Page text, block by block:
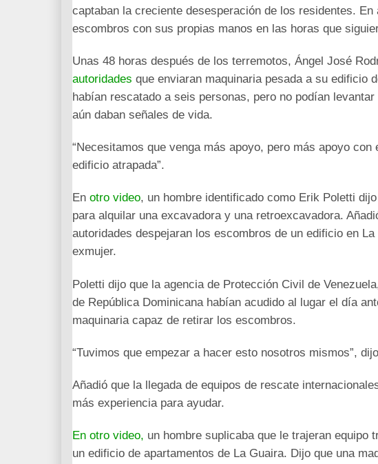
captaban la creciente desesperación de los residentes.
escombros con sus propias manos en las horas que
Unas 48 horas después de los terremotos, Ángel José
autoridades que enviaran maquinaria pesada a su edificio
habían rescatado a seis personas, pero no podían
aún daban señales de vida.
“Necesitamos que venga más apoyo, pero más apoyo
edificio atrapada”.
En otro video, un hombre identificado como Erik Poletti
para alquilar una excavadora y una retroexcavadora.
autoridades despejaran los escombros de un edificio en
exmujer.
Poletti dijo que la agencia de Protección Civil de
de República Dominicana habían acudido al lugar el día
maquinaria capaz de retirar los escombros.
“Tuvimos que empezar a hacer esto nosotros mismos”,
Añadió que la llegada de equipos de rescate
más experiencia para ayudar.
En otro video, un hombre suplicaba que le trajeran
un edificio de apartamentos de La Guaira. Dijo que una